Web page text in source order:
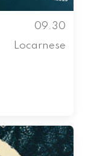
09.30
Locarnese